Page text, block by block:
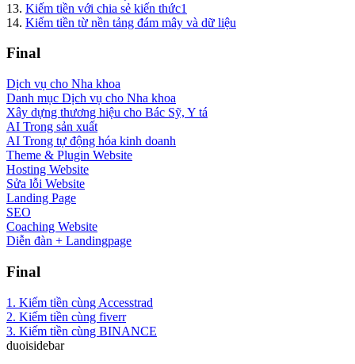
13. Kiếm tiền với chia sẻ kiến thức1
14. Kiếm tiền từ nền tảng đám mây và dữ liệu
Final
Dịch vụ cho Nha khoa
Danh mục Dịch vụ cho Nha khoa
Xây dựng thương hiệu cho Bác Sỹ, Y tá
AI Trong sản xuất
AI Trong tự động hóa kinh doanh
Theme & Plugin Website
Hosting Website
Sửa lỗi Website
Landing Page
SEO
Coaching Website
Diễn đàn + Landingpage
Final
1. Kiếm tiền cùng Accesstrad
2. Kiếm tiền cùng fiverr
3. Kiếm tiền cùng BINANCE
duoisidebar